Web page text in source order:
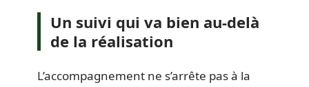
Un suivi qui va bien au-delà
de la réalisation
L’accompagnement ne s’arrête pas à la